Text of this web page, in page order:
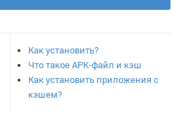
Как установить?
Что такое APK-файл и кэш
Как установить приложения с
кэшем?